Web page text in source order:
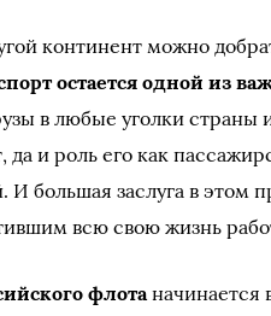
континент можно
остается одной из
в любые уголки
да и роль его как
И большая заслуга в
всю свою жизнь
флотаначинается